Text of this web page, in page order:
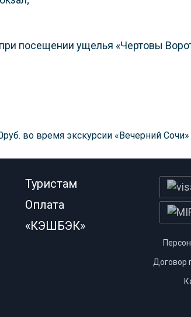
посещении ущелья «Чертовы
во время экскурсии «Вечерний Сочи»
Туристам
Оплата
«КЭШБЭК»
Договор